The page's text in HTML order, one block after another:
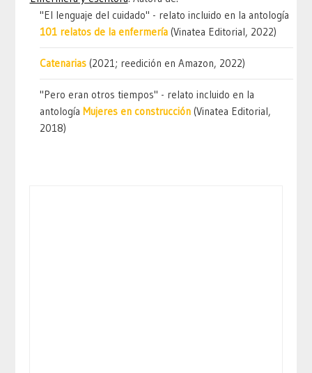
"El lenguaje del cuidado" - relato incluido en la antología
101 relatos de la enfermería (Vinatea Editorial, 2022)
Catenarias (2021; reedición en Amazon, 2022)
"Pero eran otros tiempos" - relato incluido en la
antologíaMujeres en construcción (Vinatea Editorial,
2018)